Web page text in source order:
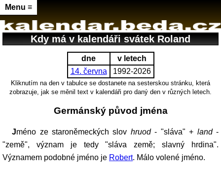
Menu ≡
Kdy má v kalendáři svátek Roland
dne
v letech
14. června
1992-2026
Kliknutím na den v tabulce se dostanete na sesterskou stránku, která
zobrazuje, jak se měnil text v kalendáři pro daný den v různých letech.
Germánský původ jména
Jméno ze staroněmeckých slov hruod- "sláva" + land-
"země", význam je tedy "sláva země; slavný hrdina".
Významem podobné jméno je Robert. Málo volené jméno.